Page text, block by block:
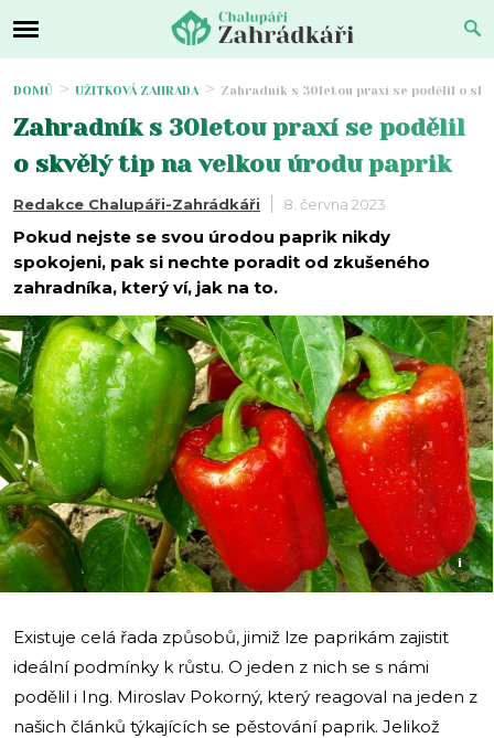
DOMŮ UŽITKOVÁ ZAHRADA Zahradník s 30letou praxí se podělil o
Zahradník s 30letou praxí se podělil
o skvělý tip na velkou úrodu paprik
Redakce Chalupáři-Zahrádkáři 8. června 2023
Pokud nejste se svou úrodou paprik nikdy
spokojeni, pak si nechte poradit od zkušeného
zahradníka, který ví, jak na to.
i
Existuje celá řada způsobů, jimiž lze paprikám zajistit
ideální podmínky k růstu. O jeden z nich se s námi
podělil i Ing. Miroslav Pokorný, který reagoval na jeden z
našich článků týkajících se pěstování paprik. Jelikož